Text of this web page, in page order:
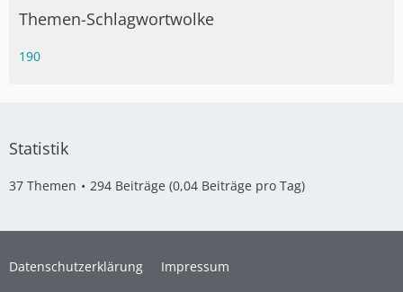
Themen-Schlagwortwolke
190
Statistik
37 Themen 294 Beiträge (0,04 Beiträge pro Tag)
Datenschutzerklärung Impressum